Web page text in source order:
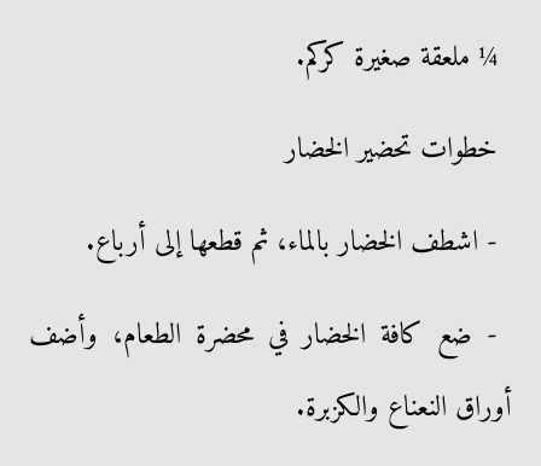
¼ ملعقة صغيرة كركم.
خطوات تحضير الخضار
- اشطف الخضار بالماء، ثم قطعها إلى أرباع.
- ضع كافة الخضار في محضرة الطعام، وأضف
أوراق النعناع والكزبرة.